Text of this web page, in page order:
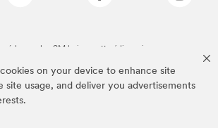
on your device to enhance site
site usage, and deliver you advertisements
a 3M bejegyzett védjegyei.